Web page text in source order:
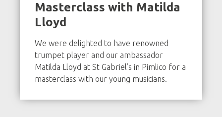
Masterclass with Matilda
Lloyd
We were delighted to have renowned
trumpet player and our ambassador
Matilda Lloyd at St Gabriel’s in Pimlico for a
masterclass with our young musicians.